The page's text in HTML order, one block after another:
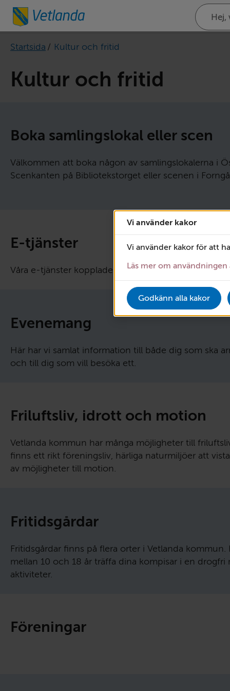
Vi använder kakor
Vi använder kakor för att
Läs mer om användningen
Godkänn alla kakor
Sök
på
Startsida / Kultur och fritid
Kultur och fritid
Boka samlings­lokal eller scen
Välkommen att boka någon av samlingslokalerna i
Scenkanten på Bibliotekstorget eller scenen i
E-tjänster
Våra e-tjänster kopplade till ärenden inom kultur
Evenemang
Här har vi samlat information till både dig som ska
och till dig som vill besöka ett.
Friluftsliv, idrott och motion
Vetlanda kommun har många möjligheter till
finns ett rikt föreningsliv, härliga naturmiljöer att
av möjligheter till motion.
Fritids­gårdar
Fritidsgårdar finns på flera orter i Vetlanda kommun.
mellan 10 och 18 år träffa dina kompisar i en drogfri
aktiviteter.
Föreningar